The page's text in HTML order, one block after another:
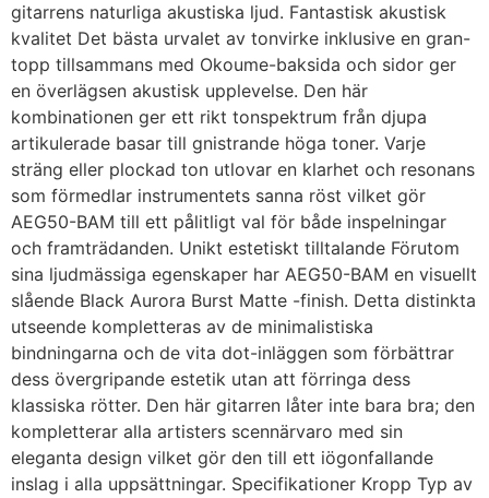
gitarrens naturliga akustiska ljud. Fantastisk akustisk
kvalitet Det bästa urvalet av tonvirke inklusive en gran-
topp tillsammans med Okoume-baksida och sidor ger
en överlägsen akustisk upplevelse. Den här
kombinationen ger ett rikt tonspektrum från djupa
artikulerade basar till gnistrande höga toner. Varje
sträng eller plockad ton utlovar en klarhet och resonans
som förmedlar instrumentets sanna röst vilket gör
AEG50-BAM till ett pålitligt val för både inspelningar
och framträdanden. Unikt estetiskt tilltalande Förutom
sina ljudmässiga egenskaper har AEG50-BAM en visuellt
slående Black Aurora Burst Matte -finish. Detta distinkta
utseende kompletteras av de minimalistiska
bindningarna och de vita dot-inläggen som förbättrar
dess övergripande estetik utan att förringa dess
klassiska rötter. Den här gitarren låter inte bara bra; den
kompletterar alla artisters scennärvaro med sin
eleganta design vilket gör den till ett iögonfallande
inslag i alla uppsättningar. Specifikationer Kropp Typ av